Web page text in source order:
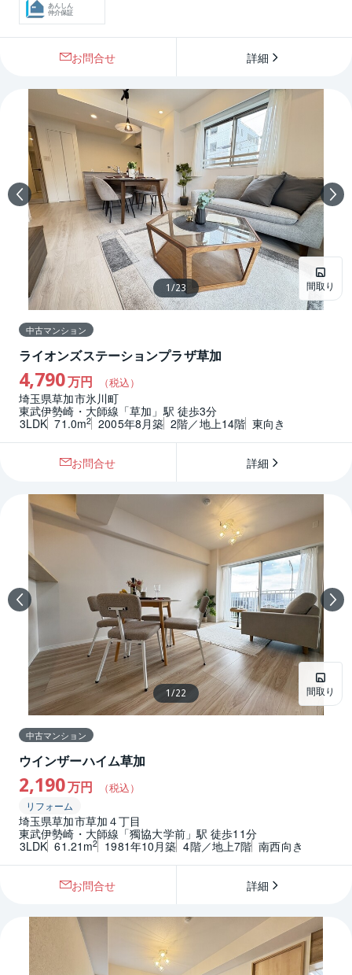
あんしん
仲介保証
お問合せ 詳細
間取り
1/23
中古マンション
ライオンズステーションプラザ草加
4,790万円 （税込）
埼玉県草加市氷川町
東武伊勢崎・大師線「草加」駅 徒歩3分
3LDK 71.0m2 2005年8月築 2階／地上14階 東向き
お問合せ 詳細
間取り
1/22
中古マンション
ウインザーハイム草加
2,190万円 （税込）
リフォーム
埼玉県草加市草加４丁目
東武伊勢崎・大師線「獨協大学前」駅 徒歩11分
3LDK 61.21m2 1981年10月築 4階／地上7階 南西向き
お問合せ 詳細